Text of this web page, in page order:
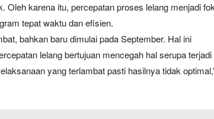
karena itu, percepatan proses lelang menjadi
tepat waktu dan efisien.
bahkan baru dimulai pada September. Hal ini
lelang bertujuan mencegah hal serupa terjadi
yang terlambat pasti hasilnya tidak